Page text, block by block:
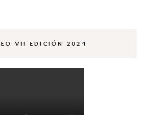
VII EDICIÓN 2024